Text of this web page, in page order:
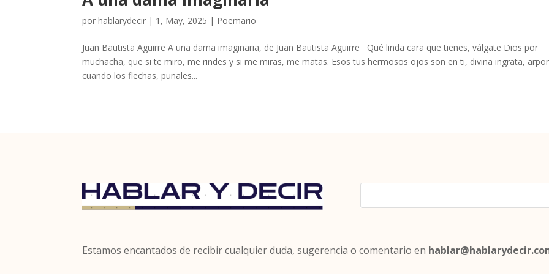
porhablarydecir | 1, May, 2025 | Poemario
Juan Bautista Aguirre A una dama imaginaria, de Juan Bautista Aguirre Qué linda cara que tienes, válgate Dios por
muchacha, que si te miro, me rindes y si me miras, me matas. Esos tus hermosos ojos son en ti, divina ingrata,
cuando los flechas, puñales...
Estamos encantados de recibir cualquier duda, sugerencia o comentario en